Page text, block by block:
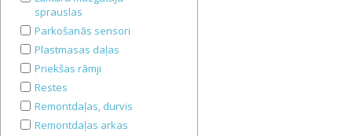
sprauslas
Parkošanās sensori
Plastmasas daļas
Priekšas rāmji
Restes
Remontdaļas, durvis
Remontdaļas arkas